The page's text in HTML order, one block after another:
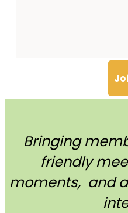
Bringing
friendly
moments, and